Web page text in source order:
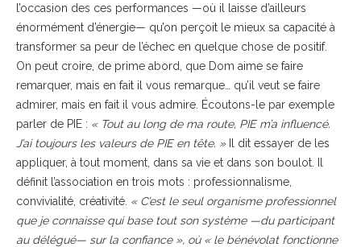
l’occasion des ces performances —où il laisse d’ailleurs
énormément d’énergie— qu’on perçoit le mieux sa capacité à
transformer sa peur de l’échec en quelque chose de positif.
On peut croire, de prime abord, que Dom aime se faire
remarquer, mais en fait il vous remarque… qu’il veut se faire
admirer, mais en fait il vous admire. Écoutons-le par exemple
parler de PIE : « Tout au long de ma route, PIE m’a influencé.
J’ai toujours les valeurs de PIE en tête. »Il dit essayer de les
appliquer, à tout moment, dans sa vie et dans son boulot. Il
définit l’association en trois mots : professionnalisme,
convivialité, créativité. « C’est le seul organisme professionnel
que je connaisse qui base tout son système —du participant
au délégué— sur la confiance », où « le bénévolat fonctionne